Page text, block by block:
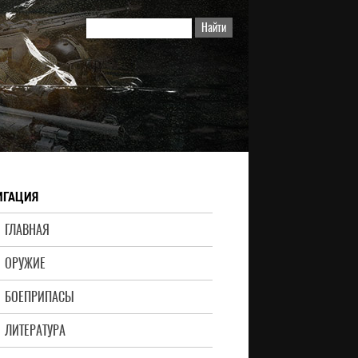
ГЛАВНАЯ
ОРУЖИЕ
БОЕПРИПАСЫ
ЛИТЕРАТУРА